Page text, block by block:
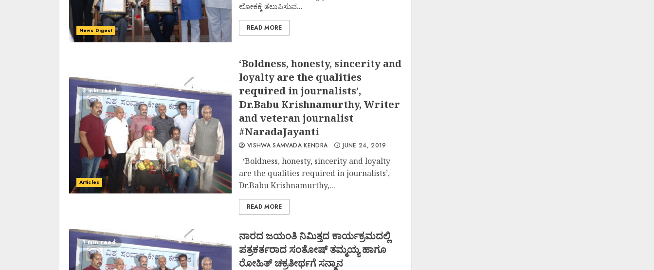
News Digest
ಲೋಕಕ್ಕೆ ತಲುಪಿಸುವ...
READ MORE
3 min read
Articles
‘Boldness, honesty, sincerity and
loyalty are the qualities
required in journalists’,
Dr.Babu Krishnamurthy, Writer
and veteran journalist
#NaradaJayanti
VISHWA SAMVADA KENDRA JUNE 24, 2019
‘Boldness, honesty, sincerity and loyalty
are the qualities required in journalists’,
Dr.Babu Krishnamurthy,...
READ MORE
1 min read
ನಾರದ ಜಯಂತಿ ನಿಮಿತ್ತದ ಕಾರ್ಯಕ್ರಮದಲ್ಲಿ
ಪತ್ರಕರ್ತರಾದ ಸಂತೋಷ್ ತಮ್ಮಯ್ಯ ಹಾಗೂ
ರೋಹಿತ್ ಚಕ್ರತೀರ್ಥಗೆ ಸನ್ಮಾನ